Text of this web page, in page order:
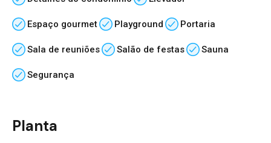
Espaço gourmet Playground Portaria
Sala de reuniões Salão de festas Sauna
Segurança
Planta